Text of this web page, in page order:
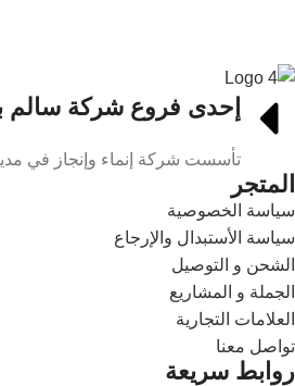
إحدى فروع شركة سالم
تأسست شركة إنماء وإنجاز في
المتجر
سياسة الخصوصية
سياسة الأستبدال والإرجاع
الشحن و التوصيل
الجملة و المشاريع
العلامات التجارية
تواصل معنا
روابط سريعة